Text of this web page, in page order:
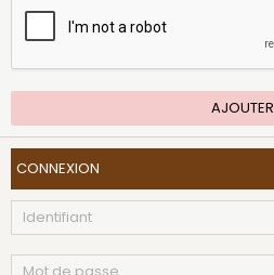
AJOUTER
CONNEXION